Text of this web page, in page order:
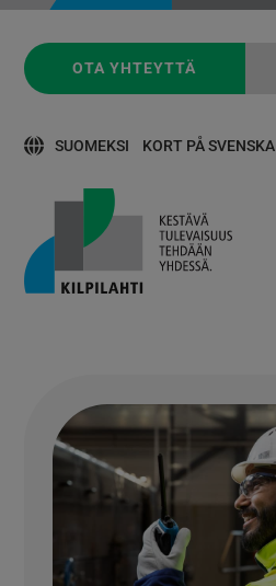
SUOMEKSI KORT PÅ SVENSKA
OTA YHTEYTTÄ